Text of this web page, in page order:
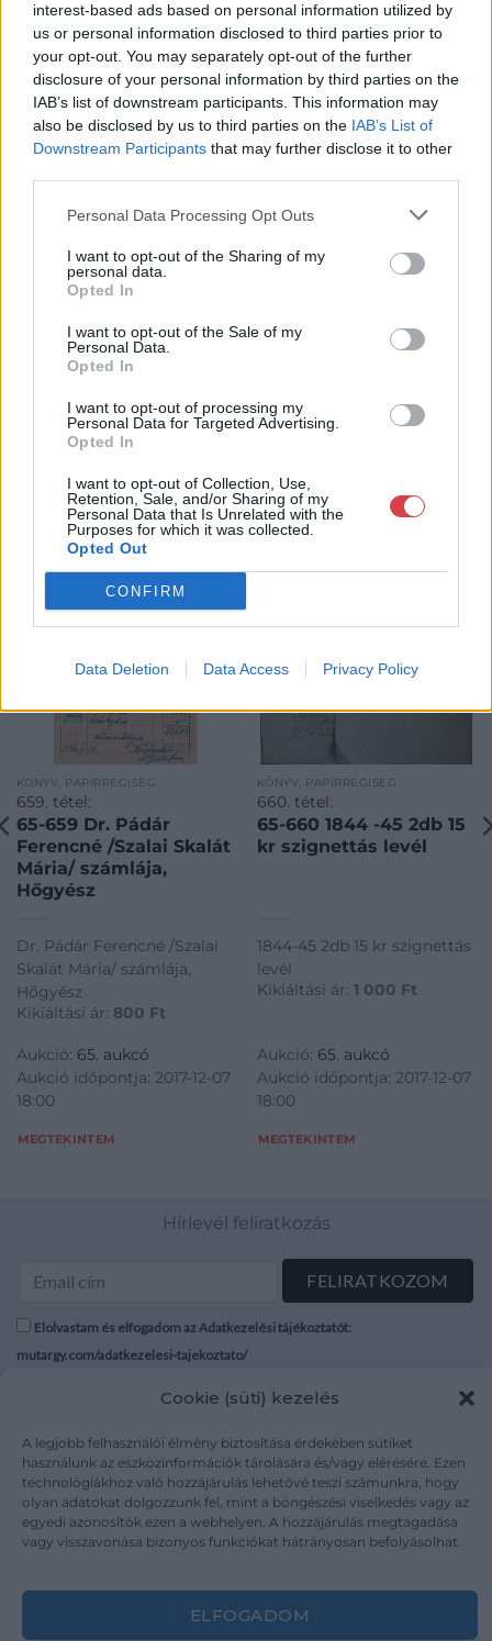
interest-based ads based on personal information utilized by
us or personal information disclosed to third parties prior to
your opt-out. You may separately opt-out of the further
disclosure of your personal information by third parties on the
IAB’s list of downstream participants. This information may
also be disclosed by us to third parties on the IAB’s List of
Downstream Participants that may further disclose it to other
Personal Data Processing Opt Outs
I want to opt-out of the Sharing of my
personal data.
Opted In
I want to opt-out of the Sale of my
Personal Data.
Opted In
I want to opt-out of processing my
Personal Data for Targeted Advertising.
Opted In
I want to opt-out of Collection, Use,
Retention, Sale, and/or Sharing of my
Personal Data that Is Unrelated with the
Purposes for which it was collected.
Opted Out
CONFIRM
Data Deletion Data Access Privacy Policy
Cookie (süti) kezelés
A legjobb felhasználói élmény biztosítása érdekében sütiket
használunk az eszközinformációk tárolására és/vagy elérésére. Ezen
technológiákhoz való hozzájárulás lehetővé teszi számunkra, hogy
olyan adatokat dolgozzunk fel, mint a böngészési viselkedés vagy az
egyedi azonosítók ezen a webhelyen. A hozzájárulás megtagadása
vagy visszavonása bizonyos funkciókat hátrányosan befolyásolhat.
ELFOGADOM
Bemutatkozás: A Krisztina Aukciósház régi dokumentumokat,
bélyeg előtti leveleket, I. és II. Világháborús tábori
postaküldeményeket, képeslapokat, levélborítékokat,
fényképeket, térképeket, könyveket, egyéb papírrégiségeket
kínál a történelem szerelmeseinek, gyűjtőknek és minden
érdeklődőnek. Az Aukciósház a gyűjtőszenvedélyt a licitálás
izgalmával ötvözve három hetente induló aukciókon jelenik
további értékes darabokkal gazdagodhassanak. Akik nem
beadhatják értékesítésre.
KAPCSOLÓDÓ MŰTÁRGYAK
KÖNYV, PAPÍRRÉGISÉG
659. tétel:
65-659 Dr. Pádár
Ferencné /Szalai Skalát
Mária/ számlája,
Hőgyész
Dr. Pádár Ferencné /Szalai
Skalát Mária/ számlája,
Hőgyész
Kikiáltási ár: 800 Ft
Aukció: 65. aukcó
Aukció időpontja: 2017-12-07
18:00
MEGTEKINTEM
KÖNYV, PAPÍRRÉGISÉG
660. tétel:
65-660 1844 -45 2db 15
kr szignettás levél
1844-45 2db 15 kr szignettás
levél
Kikiáltási ár: 1 000 Ft
Aukció: 65. aukcó
Aukció időpontja: 2017-12-07
18:00
MEGTEKINTEM
Hírlevél feliratkozás
Elolvastam és elfogadom az Adatkezelési tájékoztatót:
mutargy.com/adatkezelesi-tajekoztato/
Médiaajánlat
Karrier
Kapcsolat
Áraink
ÁSZF
Adatvédelem
Impresszum